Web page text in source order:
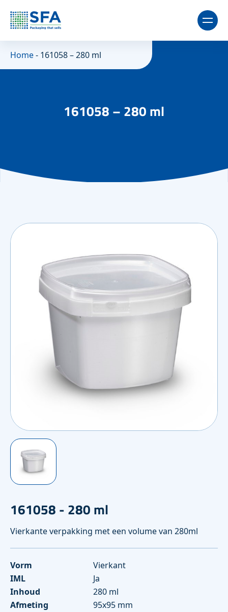
Home- 161058 – 280 ml
161058 – 280 ml
161058 - 280 ml
Vierkante verpakking met een volume van 280ml
Vorm
Vierkant
IML
Ja
Inhoud
280 ml
Afmeting
95x95 mm